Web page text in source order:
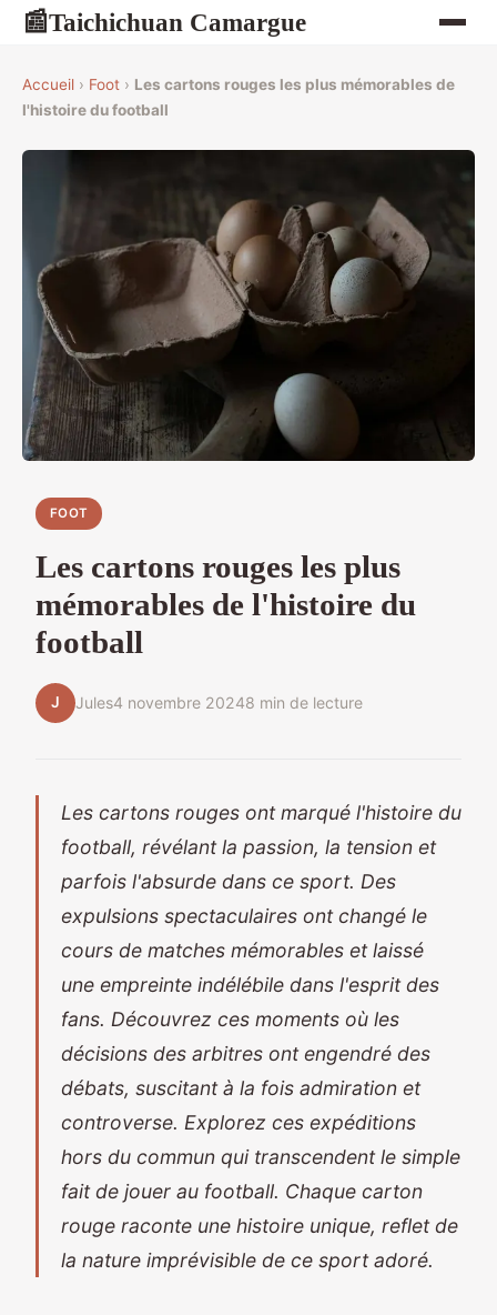
📰Taichichuan Camargue
Accueil › Foot › Les cartons rouges les plus mémorables de
l'histoire du football
FOOT
Les cartons rouges les plus
mémorables de l'histoire du
football
J Jules4 novembre 20248 min de lecture
Les cartons rouges ont marqué l'histoire du
football, révélant la passion, la tension et
parfois l'absurde dans ce sport. Des
expulsions spectaculaires ont changé le
cours de matches mémorables et laissé
une empreinte indélébile dans l'esprit des
fans. Découvrez ces moments où les
décisions des arbitres ont engendré des
débats, suscitant à la fois admiration et
controverse. Explorez ces expéditions
hors du commun qui transcendent le simple
fait de jouer au football. Chaque carton
rouge raconte une histoire unique, reflet de
la nature imprévisible de ce sport adoré.